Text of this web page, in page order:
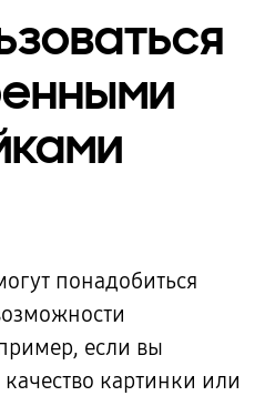
понадобиться
если вы
картинки или